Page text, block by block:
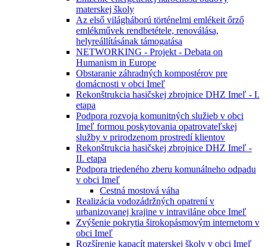
materskej školy
Az első világháború történelmi emlékeit őrző
emlékművek rendbetétele, renoválása,
helyreállításának támogatása
NETWORKING - Projekt - Debata on
Humanism in Europe
Obstaranie záhradných kompostérov pre
domácnosti v obci Imeľ
Rekonštrukcia hasičskej zbrojnice DHZ Imeľ - I.
etapa
Podpora rozvoja komunitných služieb v obci
Imeľ formou poskytovania opatrovateľskej
služby v prirodzenom prostredí klientov
Rekonštrukcia hasičskej zbrojnice DHZ Imeľ -
II. etapa
Podpora triedeného zberu komunálneho odpadu
v obci Imeľ
Cestná mostová váha
Realizácia vodozádržných opatrení v
urbanizovanej krajine v intraviláne obce Imeľ
Zvýšenie pokrytia širokopásmovým internetom v
obci Imeľ
Rozšírenie kapacít materskej školy v obci Imeľ